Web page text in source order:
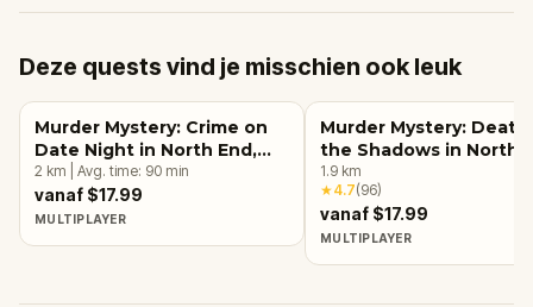
Deze quests vind je misschien ook leuk
Murder Mystery: Crime on
Date Night in North End,
Boston
2 km Avg. time: 90 min
vanaf $17.99
MULTIPLAYER
Murder Mystery: Death
the Shadows in North
Boston
1.9 km
★4.7(96)
vanaf $17.99
MULTIPLAYER